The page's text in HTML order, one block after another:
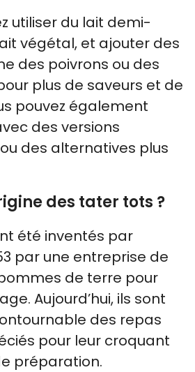
utiliser du lait demi-
végétal, et ajouter des
des poivrons ou des
plus de saveurs et de
pouvez également
des versions
des alternatives plus
des tater tots ?
été inventés par
par une entreprise de
de terre pour
Aujourd’hui, ils sont
des repas
pour leur croquant
préparation.